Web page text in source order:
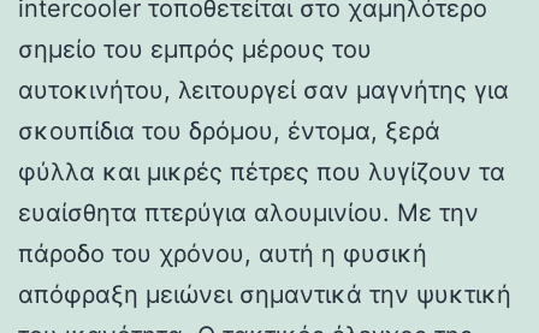
intercooler τοποθετείται στο χαμηλότερο
σημείο του εμπρός μέρους του
αυτοκινήτου, λειτουργεί σαν μαγνήτης για
σκουπίδια του δρόμου, έντομα, ξερά
φύλλα και μικρές πέτρες που λυγίζουν τα
ευαίσθητα πτερύγια αλουμινίου. Με την
πάροδο του χρόνου, αυτή η φυσική
απόφραξη μειώνει σημαντικά την ψυκτική